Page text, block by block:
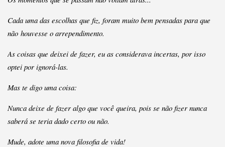
Cada uma das escolhas que fiz, foram muito bem pensadas para que
não houvesse o arrependimento.
As coisas que deixei de fazer, eu as considerava incertas, por isso
optei por ignorá-las.
Mas te digo uma coisa:
Nunca deixe de fazer algo que você queira, pois se não fizer nunca
saberá se teria dado certo ou não.
Mude, adote uma nova filosofia de vida!